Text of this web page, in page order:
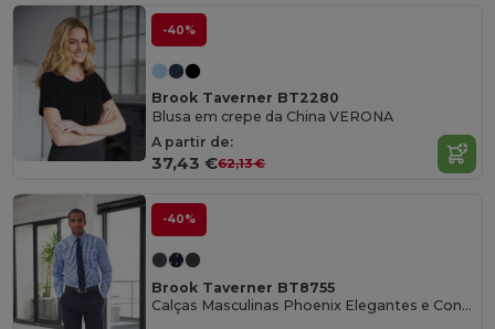
-40%
Brook Taverner BT2280
Blusa em crepe da China VERONA
A partir de:
37,43 €62,13 €
-40%
Brook Taverner BT8755
Calças Masculinas Phoenix Elegantes e Confortáveis